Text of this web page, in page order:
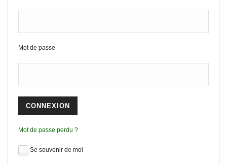
Mot de passe
Mot de passe perdu ?
Se souvenir de moi